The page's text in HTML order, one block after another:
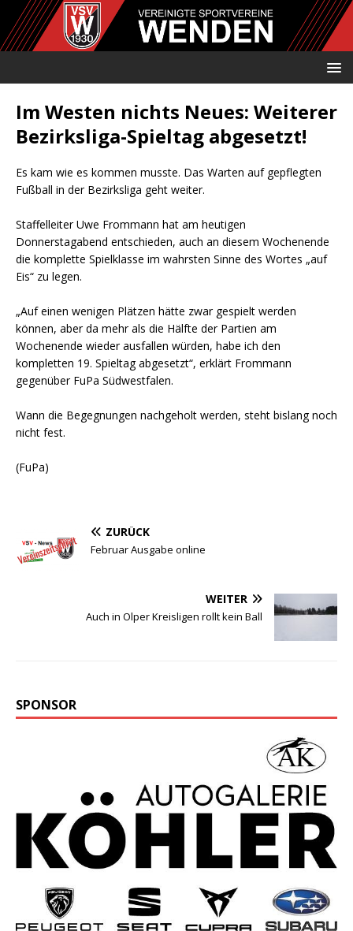
Im Westen nichts Neues: Weiterer
Bezirksliga-Spieltag abgesetzt!
Es kam wie es kommen musste. Das Warten auf gepflegten
Fußball in der Bezirksliga geht weiter.
Staffelleiter Uwe Frommann hat am heutigen
Donnerstagabend entschieden, auch an diesem Wochenende
die komplette Spielklasse im wahrsten Sinne des Wortes „auf
Eis“ zu legen.
„Auf einen wenigen Plätzen hätte zwar gespielt werden
können, aber da mehr als die Hälfte der Partien am
Wochenende wieder ausfallen würden, habe ich den
kompletten 19. Spieltag abgesetzt“, erklärt Frommann
gegenüber FuPa Südwestfalen.
Wann die Begegnungen nachgeholt werden, steht bislang noch
nicht fest.
(FuPa)
ZURÜCK
Februar Ausgabe online
WEITER
Auch in Olper Kreisligen rollt kein Ball
SPONSOR